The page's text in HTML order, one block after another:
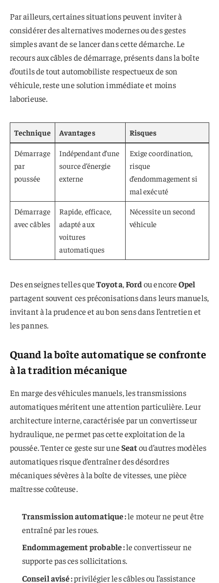
Par ailleurs, certaines situations peuvent inviter à
considérer des alternatives modernes ou des gestes
simples avant de se lancer dans cette démarche. Le
recours aux câbles de démarrage, présents dans la boîte
d’outils de tout automobiliste respectueux de son
véhicule, reste une solution immédiate et moins
laborieuse.
Technique Avantages Risques
Démarrage
par
poussée
Indépendant d’une
source d’énergie
externe
Exige coordination,
risque
d’endommagement si
mal exécuté
Démarrage
avec câbles
Rapide, efficace,
adapté aux
voitures
automatiques
Nécessite un second
véhicule
Des enseignes telles queToyota,Fordou encoreOpel
partagent souvent ces préconisations dans leurs manuels,
invitant à la prudence et au bon sens dans l’entretien et
les pannes.
Quand la boîte automatique se confronte
à la tradition mécanique
En marge des véhicules manuels, les transmissions
automatiques méritent une attention particulière. Leur
architecture interne, caractérisée par un convertisseur
hydraulique, ne permet pas cette exploitation de la
poussée. Tenter ce geste sur uneSeatou d’autres modèles
automatiques risque d’entraîner des désordres
mécaniques sévères à la boîte de vitesses, une pièce
maîtresse coûteuse.
Transmission automatique :le moteur ne peut être
entraîné par les roues.
Endommagement probable :le convertisseur ne
supporte pas ces sollicitations.
Conseil avisé :privilégier les câbles ou l’assistance